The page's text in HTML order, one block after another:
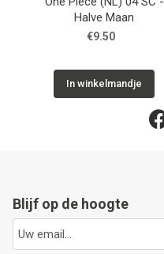
Halve Maan
€9.50
In winkelmandje
Blijf op de hoogte